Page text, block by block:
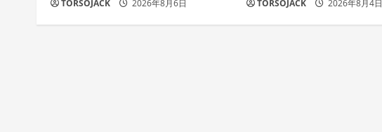
n
TORSOJACK 2026年8月6日 TORSOJACK 2026年8月4日